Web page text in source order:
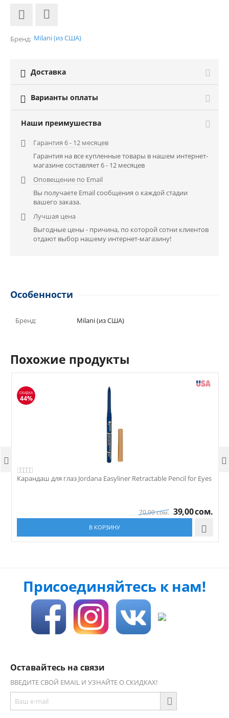
Бренд: Milani (из США)
 Доставка
 Варианты оплаты
Наши преимушества

Гарантия 6 - 12 месяцев
Гарантия на все купленные товары в нашем интернет-
магазине составляет 6 - 12 месяцев

Оповещение по Email
Вы получаете Email сообщения о каждой стадии
вашего заказа.

Лучшая цена
Выгодные цены - причина, по которой сотни клиентов
отдают выбор нашему интернет-магазину!
Особенности
Бренд: Milani (из США)
Похожие продукты
СКИДКА
44%
Карандаш для глаз Jordana Easyliner Retractable Pencil for Eyes
70,00сом. 39,00сом.
В КОРЗИНУ 
 
Присоединяйтесь к нам!
Оставайтесь на связи
ВВЕДИТЕ СВОЙ EMAIL И УЗНАЙТЕ О СКИДКАХ!